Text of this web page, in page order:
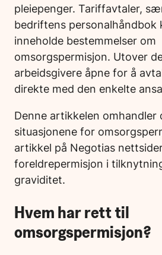
pleiepenger. Tariffavtaler,
bedriftens personalhåndbok
inneholde bestemmelser om
omsorgspermisjon. Utover
arbeidsgivere åpne for å
direkte med den enkelte
Denne artikkelen omhandler
situasjonene for
artikkel på Negotias
foreldrepermisjon i
graviditet.
Hvem har rett til
omsorgspermisjon?